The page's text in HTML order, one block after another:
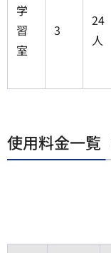
学
習
室
3
24
人
使用料金一覧